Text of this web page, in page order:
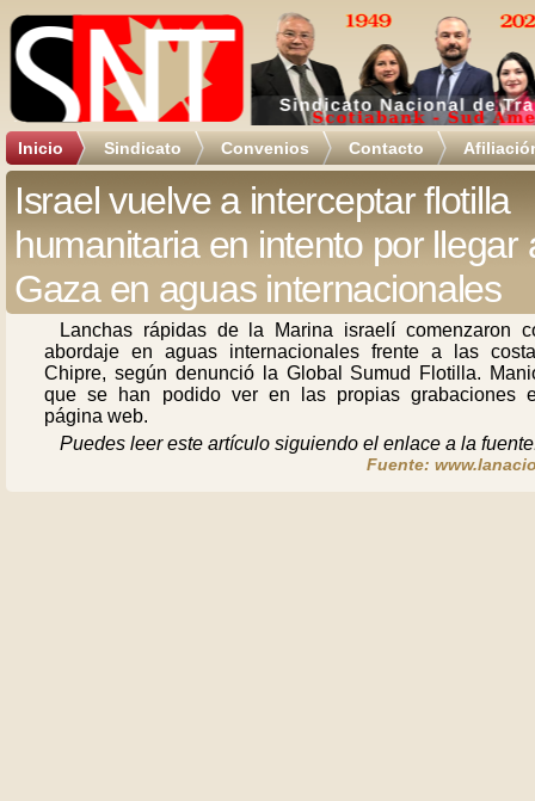
Inicio Sindicato Convenios Contacto
Israel vuelve a interceptar flotilla
humanitaria en intento por llegar
Gaza en aguas internacionales
Lanchas rápidas de la Marina israelí comenzaron
abordaje en aguas internacionales frente a las
Chipre, según denunció la Global Sumud Flotilla.
que se han podido ver en las propias grabaciones
página web.
Puedes leer este artículo siguiendo el enlace a la
Fuente: